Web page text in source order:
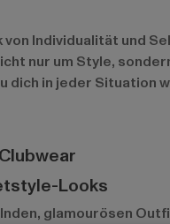
Individualität und
nur um Style,
dich in jeder
Looks
glamourösen